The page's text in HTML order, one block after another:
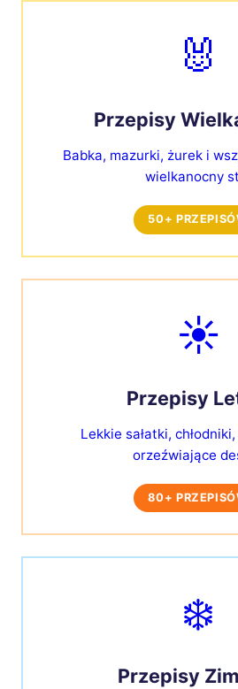
🐰
Przepisy
Babka, mazurki, żurek i
wielkanocny
50+
☀️
Przepisy
Lekkie sałatki,
orzeźwiające
80+
❄️
Przepisy